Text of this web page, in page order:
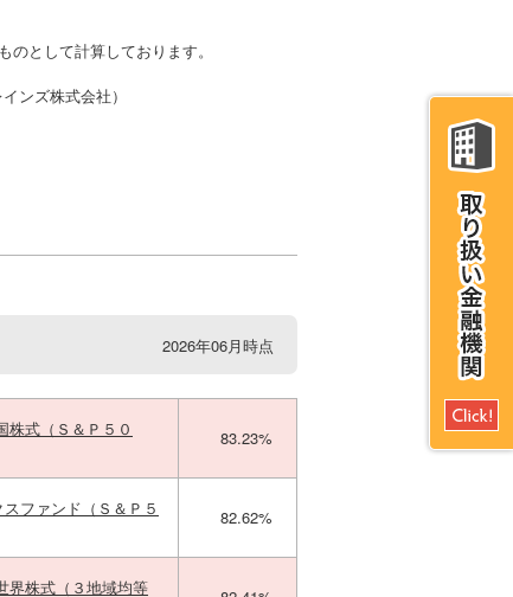
として計算しております。
ンズ株式会社）
2026年06月時点
株式（Ｓ＆Ｐ５０
83.23%
ファンド（Ｓ＆Ｐ５
82.62%
界株式（３地域均等